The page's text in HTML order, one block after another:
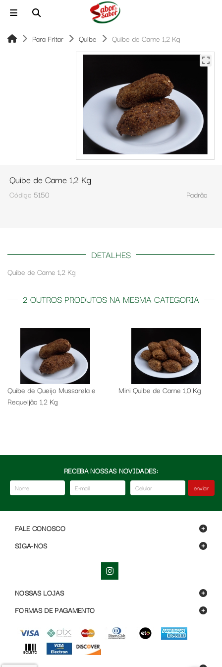
Para Fritar Quibe Quibe de Carne 1,2 Kg
Quibe de Carne 1,2 Kg
Código 5150 Padrão
DETALHES
Quibe de Carne 1,2 Kg
2 OUTROS PRODUTOS NA MESMA CATEGORIA
Quibe de Queijo Mussarela e
Requeijão 1,2 Kg
Mini Quibe de Carne 1,0 Kg
RECEBA NOSSAS NOVIDADES:
enviar
FALE CONOSCO
SIGA-NOS
NOSSAS LOJAS
FORMAS DE PAGAMENTO